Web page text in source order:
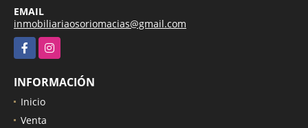
EMAIL
inmobiliariaosoriomacias@gmail.com
FacebookInstagram
INFORMACIÓN
Inicio
Venta